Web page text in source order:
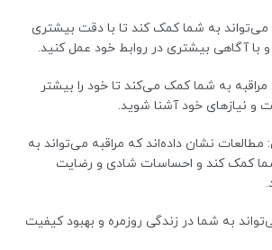
می‌تواند به شما کمک کند تا با دقت بیشتری
با آگاهی بیشتری در روابط خود عمل کنید.
مراقبه به شما کمک می‌کند تا خود را بیشتر
و نیازهای خود آشنا شوید.
مطالعات نشان داده‌اند که مراقبه می‌تواند به
کمک کند و احساسات شادی و رضایت
به شما در زندگی روزمره و بهبود کیفیت